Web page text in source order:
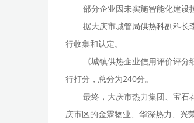
部分企业因未实施智能化建设
据大庆市城管局供热科副科长
行收集和认定。
《城镇供热企业信用评价评
行打分，总分为240分。
最终，大庆市热力集团、宝石
庆市区的金霖物业、华深热力、兴